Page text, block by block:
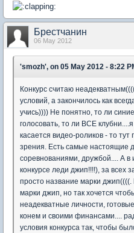
Брестчанин
06 May 2012
'smozh', on 05 May 2012 - 8:22
Конкурс считаю
условий, а закончилось как
учись)))) Не понятно, то ли
голосовать, то ли ВСЕ
касается видео-роликов - то
зрения. Есть самые настоящие
соревнованиями, дружбой.... А в
конкурсе леди джип!!!!), за всех
просто название марки
марки джип, но так хочется
неадекватные личности,
конем и своими финансами....
условия конкурса так, чтобы